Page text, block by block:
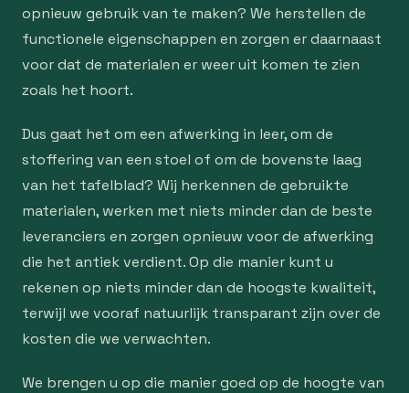
opnieuw gebruik van te maken? We herstellen de
functionele eigenschappen en zorgen er daarnaast
voor dat de materialen er weer uit komen te zien
zoals het hoort.
Dus gaat het om een afwerking in leer, om de
stoffering van een stoel of om de bovenste laag
van het tafelblad? Wij herkennen de gebruikte
materialen, werken met niets minder dan de beste
leveranciers en zorgen opnieuw voor de afwerking
die het antiek verdient. Op die manier kunt u
rekenen op niets minder dan de hoogste kwaliteit,
terwijl we vooraf natuurlijk transparant zijn over de
kosten die we verwachten.
We brengen u op die manier goed op de hoogte van